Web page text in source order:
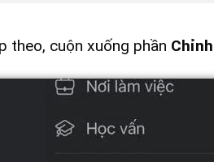
theo, cuộn xuống phần